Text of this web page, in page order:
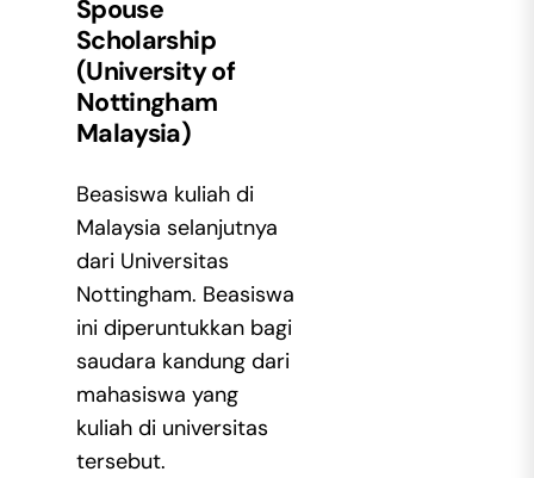
Spouse
Scholarship
(University of
Nottingham
Malaysia)
Beasiswa kuliah di
Malaysia selanjutnya
dari Universitas
Nottingham. Beasiswa
ini diperuntukkan bagi
saudara kandung dari
mahasiswa yang
kuliah di universitas
tersebut.